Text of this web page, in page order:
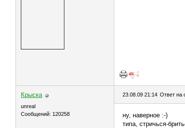
Крыска
unreal
Сообщений: 120258
23.08.09 21:14 Ответ на
ну, наверное :-)
типа, стричься-